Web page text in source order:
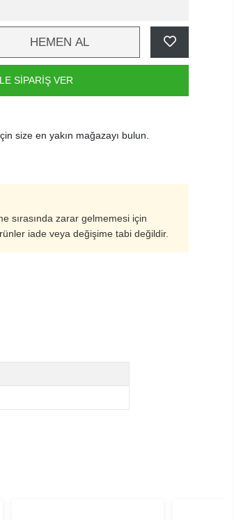
HEMEN AL
SİPARİŞ VER
size en yakın mağazayı bulun.
sırasında zarar gelmemesi için
iade veya değişime tabi değildir.